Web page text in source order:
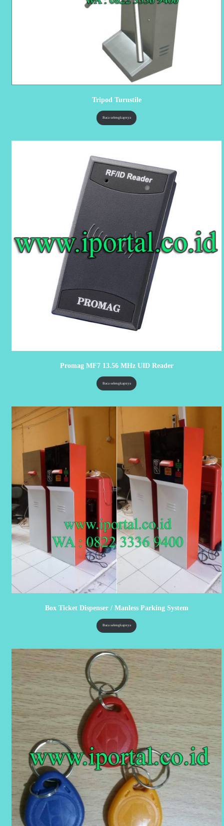
Tripod Turnstile
Baca selengkapnya
Promag MF7 13.56 MHz UID Reader
Baca selengkapnya
Box Ticket Dispenser / Manless Parking System
Baca selengkapnya